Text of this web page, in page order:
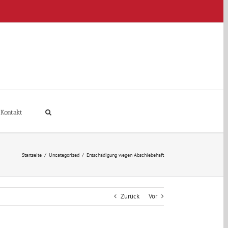
Kontakt
Startseite / Uncategorized / Entschädigung wegen Abschiebehaft
Zurück Vor